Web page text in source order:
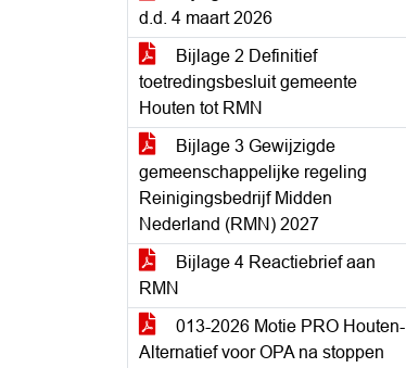
d.d. 4 maart 2026
Bijlage 2 Definitief
toetredingsbesluit gemeente
Houten tot RMN
Bijlage 3 Gewijzigde
gemeenschappelijke regeling
Reinigingsbedrijf Midden
Nederland (RMN) 2027
Bijlage 4 Reactiebrief aan
RMN
013-2026 Motie PRO Houten-
Alternatief voor OPA na stoppen